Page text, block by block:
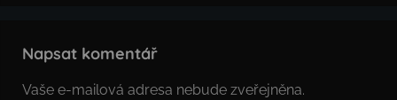
Napsat komentář
Vaše e-mailová adresa nebude zveřejněna.